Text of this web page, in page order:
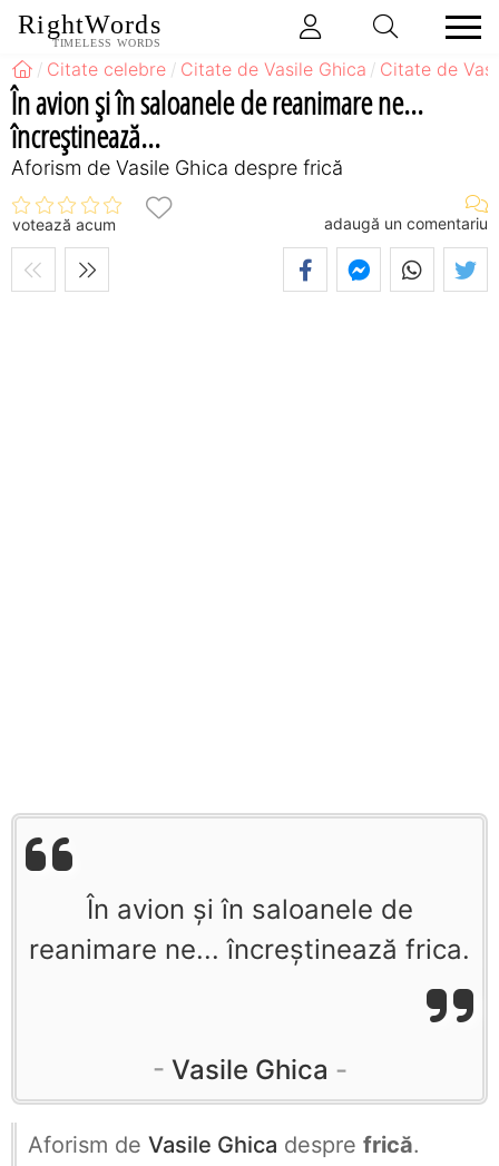
RightWords
TIMELESS WORDS
Citate celebre Citate de Vasile Ghica Citate de
În avion şi în saloanele de reanimare ne...
încreştinează...
Aforism de Vasile Ghica despre frică
votează acum adaugă un comentariu
În avion şi în saloanele de
reanimare ne... încreştinează frica.
Vasile Ghica
Aforism de Vasile Ghica despre frică.